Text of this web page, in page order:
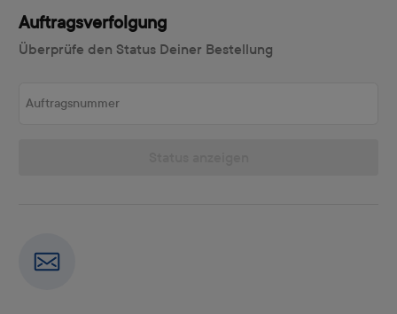
Auftragsverfolgung
Überprüfe den Status Deiner Bestellung